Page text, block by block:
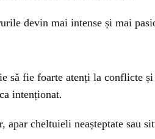
devin mai intense și mai
să fie foarte atenți la conflicte
intenționat.
apar cheltuieli neașteptate sau